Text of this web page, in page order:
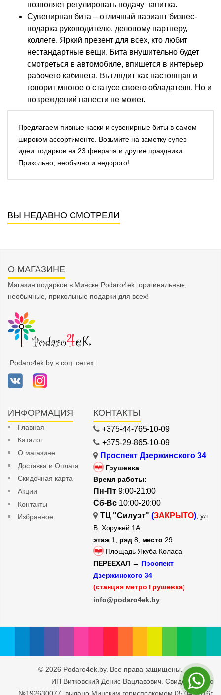
позволяет регулировать подачу напитка.
Сувенирная бита – отличный вариант бизнес-
подарка руководителю, деловому партнеру,
коллеге. Яркий презент для всех, кто любит
нестандартные вещи. Бита внушительно будет
смотреться в автомобиле, впишется в интерьер
рабочего кабинета. Выглядит как настоящая и
говорит многое о статусе своего обладателя. Но и
повреждений нанести не может.
Предлагаем пивные каски и сувенирные биты в самом
широком ассортименте. Возьмите на заметку супер
идеи подарков на 23 февраля и другие праздники.
Прикольно, необычно и недорого!
ВЫ НЕДАВНО СМОТРЕЛИ
О МАГАЗИНЕ
Магазин подарков в Минске Podaro4ek: оригинальные,
необычные, прикольные подарки для всех!
Podaro4ek.by в соц. сетях:
ИНФОРМАЦИЯ
Главная
Каталог
О магазине
Доставка и Оплата
Скидочная карта
Акции
Контакты
Избранное
КОНТАКТЫ
+375-44-765-10-09
+375-29-865-10-09
Проспект Дзержинского 34
Грушевка
Время работы:
Пн-Пт 9:00-21:00
Сб-Вс 10:00-20:00
ТЦ "Силуэт" (ЗАКРЫТО), ул.
В. Хоружей 1А
этаж 1, ряд 8, место 29
Площадь Якуба Коласа
ПЕРЕЕХАЛ → Проспект
Дзержинского 34
(станция метро Грушевка)
info@podaro4ek.by
© 2026 Podaro4ek.by. Все права защищены.
ИП Витковский Денис Вацлавович. Свидетельство
№192630077, выдано Минским горисполкомом 05.04.2016г.